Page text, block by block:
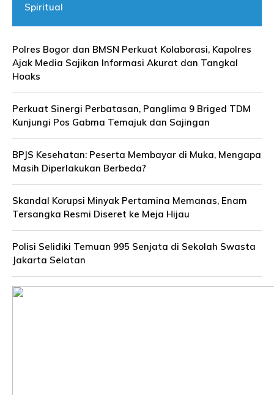
Spiritual
Polres Bogor dan BMSN Perkuat Kolaborasi, Kapolres
Ajak Media Sajikan Informasi Akurat dan Tangkal
Hoaks
Perkuat Sinergi Perbatasan, Panglima 9 Briged TDM
Kunjungi Pos Gabma Temajuk dan Sajingan
BPJS Kesehatan: Peserta Membayar di Muka, Mengapa
Masih Diperlakukan Berbeda?
Skandal Korupsi Minyak Pertamina Memanas, Enam
Tersangka Resmi Diseret ke Meja Hijau
Polisi Selidiki Temuan 995 Senjata di Sekolah Swasta
Jakarta Selatan